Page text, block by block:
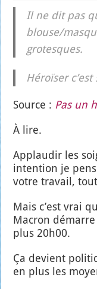
Il ne dit pas
blouse/
gro­tesques.
Héroï­ser
Source : Pas un
À lire.
Applau­dir les
inten­tion je
votre tra­vail,
Mais c’est vrai
Macron
plus 20h00.
Ça devient
en plus les